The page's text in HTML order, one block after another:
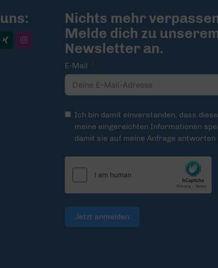
Nichts mehr
Melde dich zu
Newsletter an.
E-Mail
Ich bin damit einverstanden, dass
meine eingereichten Informationen
damit sie auf meine Anfrage antworten
Jetzt anmelden